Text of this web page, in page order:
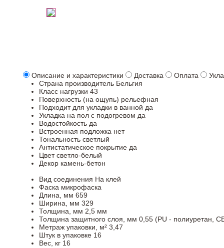
Описание и характеристики Доставка Оплата
Страна производитель Бельгия
Класс нагрузки 43
Поверхность (на ощупь) рельефная
Подходит для укладки в ванной да
Укладка на пол c подогревом да
Водостойкость да
Встроенная подложка нет
Тональность светлый
Антистатическое покрытие да
Цвет светло-белый
Декор камень-бетон
Вид соединения На клей
Фаска микрофаска
Длина, мм 659
Ширина, мм 329
Толщина, мм 2,5 мм
Толщина защитного слоя, мм 0,55 (PU - полиуретан,
Метраж упаковки, м² 3,47
Штук в упаковке 16
Вес, кг 16